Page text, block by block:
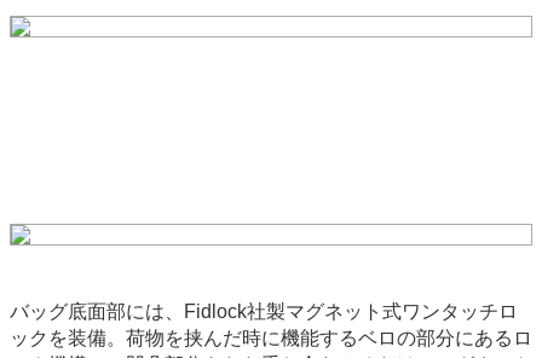
バッグ底面部には、Fidlock社製マグネット式ワンタッチロ
ックを装備。荷物を挟んだ時に機能するベロの部分にあるロ